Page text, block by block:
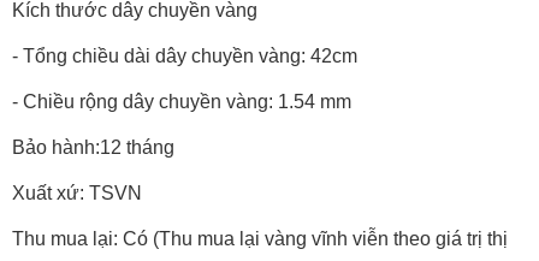
Kích thước dây chuyền vàng
- Tổng chiều dài dây chuyền vàng: 42cm
- Chiều rộng dây chuyền vàng: 1.54 mm
Bảo hành:12 tháng
Xuất xứ: TSVN
Thu mua lại: Có (Thu mua lại vàng vĩnh viễn theo giá trị thị